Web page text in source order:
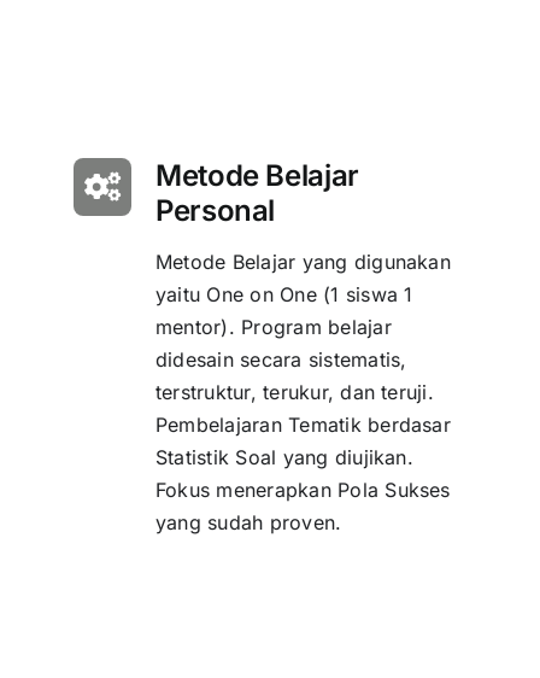
Metode Belajar
Personal
Metode Belajar yang digunakan
yaitu One on One (1 siswa 1
mentor). Program belajar
didesain secara sistematis,
terstruktur, terukur, dan teruji.
Pembelajaran Tematik berdasar
Statistik Soal yang diujikan.
Fokus menerapkan Pola Sukses
yang sudah proven.